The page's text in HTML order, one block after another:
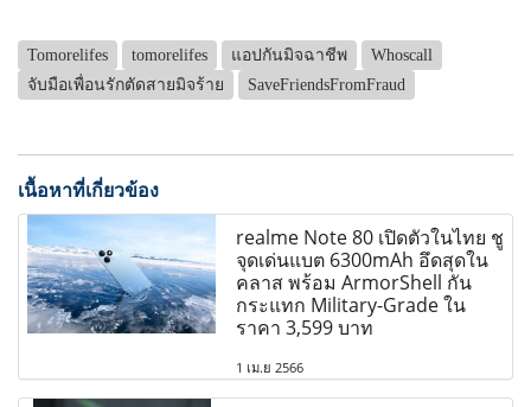
Tomorelifes tomorelifes แอปกันมิจฉาชีพ
Whoscall
จับมือเพื่อนรักตัดสายมิจร้าย
SaveFriendsFromFraud
เนื้อหาที่เกี่ยวข้อง
realme Note 80 เปิดตัวในไทย ชู
จุดเด่นแบต 6300mAh อึดสุดใน
คลาส พร้อม ArmorShell กัน
กระแทก Military-Grade ใน
ราคา 3,599 บาท
1 เม.ย 2566